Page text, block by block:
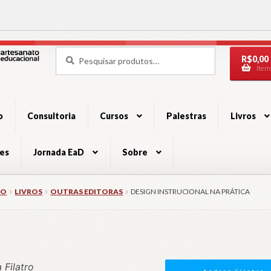
por:
R$0,00
item
Consultoria Cursos Palestras Livros
Jornada EaD Sobre
LIVROS OUTRAS EDITORAS DESIGN INSTRUCIONAL NA PRÁTICA
Filatro